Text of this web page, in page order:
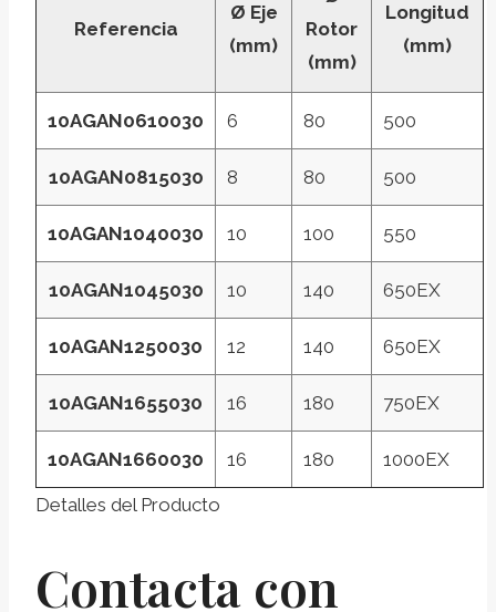
Referencia
Ø Eje
(mm)
Rotor
(mm)
Longitud
(mm)
10AGAN0610030 6 80 500
10AGAN0815030 8 80 500
10AGAN1040030 10 100 550
10AGAN1045030 10 140 650EX
10AGAN1250030 12 140 650EX
10AGAN1655030 16 180 750EX
10AGAN1660030 16 180 1000EX
Detalles del Producto
Contacta con